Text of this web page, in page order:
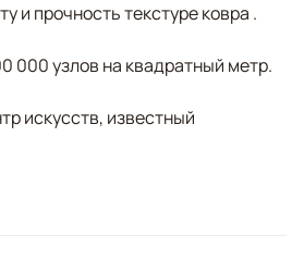
и прочность текстуре ковра .
000 узлов на квадратный метр.
искусств, известный